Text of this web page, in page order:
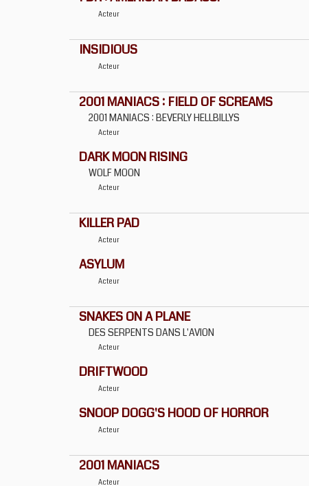
Acteur
INSIDIOUS
Acteur
2001 MANIACS : FIELD OF SCREAMS
2001 MANIACS : BEVERLY HELLBILLYS
Acteur
DARK MOON RISING
WOLF MOON
Acteur
KILLER PAD
Acteur
ASYLUM
Acteur
SNAKES ON A PLANE
DES SERPENTS DANS L'AVION
Acteur
DRIFTWOOD
Acteur
SNOOP DOGG'S HOOD OF HORROR
Acteur
2001 MANIACS
Acteur